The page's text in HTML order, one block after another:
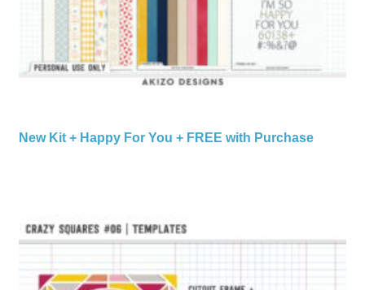
New Kit + Happy For You + FREE with Purchase